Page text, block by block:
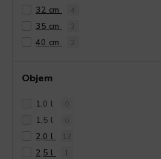
32 cm 4
35 cm 3
40 cm 2
Objem
1,0 l
1,5 l
2,0 l 12
2,5 l 1